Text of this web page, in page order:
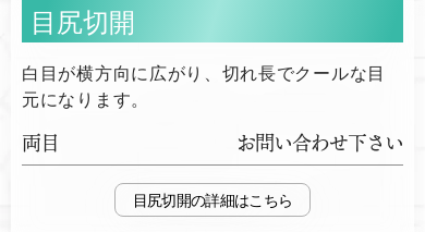
目尻切開
白目が横方向に広がり、切れ長でクールな目
元になります。
両目 お問い合わせ下さい
目尻切開